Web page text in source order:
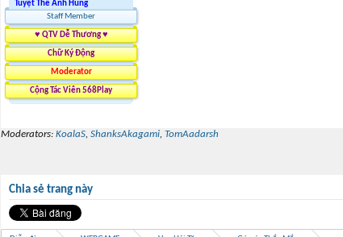
Tuyệt Thế Anh Hùng
Staff Member
♥ QTV Dễ Thương ♥
Chữ Ký Động
Moderator
Cộng Tác Viên 568Play
Moderators: KoalaS, ShanksAkagami, TomAadarsh
Chia sẻ trang này